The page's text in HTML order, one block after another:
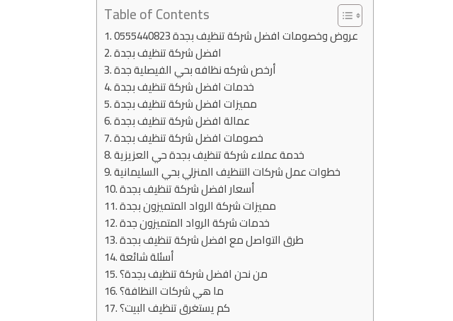
Table of Contents
عروض وخصومات افضل شركة تنظيف بجدة 0555440823
افضل شركة تنظيف بجدة
أرخص شركه نظافه بحي الفيصلية جدة
خدمات افضل شركة تنظيف بجدة
مميزات افضل شركة تنظيف بجدة
عمالة افضل شركة تنظيف بجدة
خصومات افضل شركة تنظيف بجدة
خدمة عملاء شركة تنظيف بجدة حي العزيزية
خطوات عمل شركات التنظيف المنزلي بحي السليمانية
أسعار افضل شركة تنظيف بجدة
مميزات شركة الرواد المتميزون بجدة
خدمات شركة الرواد المتميزون جدة
طرق التواصل مع افضل شركة تنظيف بجدة
أسئلة شائعة
من نحن افضل شركة تنظيف بجدة؟
ما هي شركات النظافة؟
كم يستغرق تنظيف البيت؟